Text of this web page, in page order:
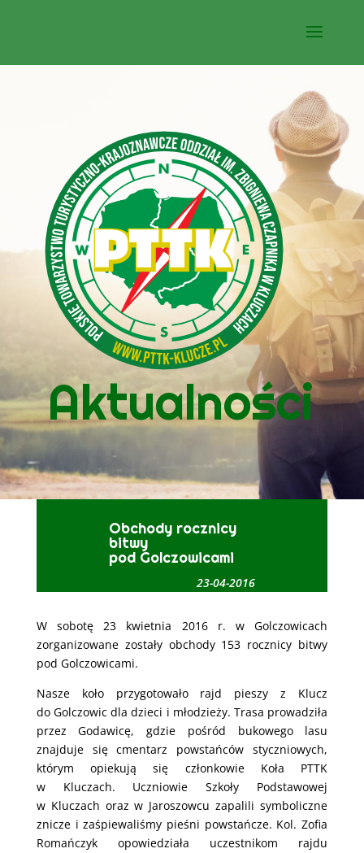
Aktualności
Obchody rocznicy
bitwy
pod Golczowicami
23-04-2016
W sobotę 23 kwietnia 2016 r. w Golczowicach
zorganizowane zostały obchody 153 rocznicy bitwy
pod Golczowicami.
Nasze koło przygotowało rajd pieszy z Klucz
do Golczowic dla dzieci i młodzieży. Trasa prowadziła
przez Godawicę, gdzie pośród bukowego lasu
znajduje się cmentarz powstańców styczniowych,
którym opiekują się członkowie Koła PTTK
w Kluczach. Uczniowie Szkoły Podstawowej
w Kluczach oraz w Jaroszowcu zapalili symboliczne
znicze i zaśpiewaliśmy pieśni powstańcze. Kol. Zofia
Romańczyk opowiedziała uczestnikom rajdu